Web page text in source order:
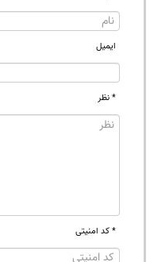
ایمیل
* نظر
* کد امنیتی